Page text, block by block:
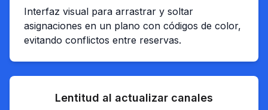
Interfaz visual para arrastrar y soltar
asignaciones en un plano con códigos de color,
evitando conflictos entre reservas.
Lentitud al actualizar canales